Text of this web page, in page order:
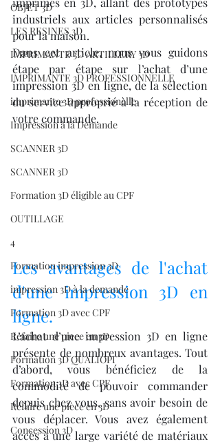
OBJET 3D
LES RESINES 3D
IMPRIMANTE 3D ARTILLERY 3D
IMPRIMANTE 3D PROFESSIONNELLE
imprimante 3D professionelle
Impression à la Demande
SCANNER 3D
SCANNER 3D
Formation 3D éligible au CPF
OUTILLAGE
4
Formation impression 3D
impression 3D à la demande
Formation 3D avec CPF
Refaire une piece en 3D
Formation 3D QUALIOPI
Formation 3D avec CPF
Refaire une pièce en 3D
Concession 3D
industriels aux articles personnalisés
pour la maison.
Dans cet article, nous vous guidons
étape par étape sur l’achat d’une
impression 3D en ligne, de la sélection
du service approprié à la réception de
votre commande.
Les avantages de l'achat
d'une impression 3D en
ligne.
L’achat d’une impression 3D en ligne
présente de nombreux avantages. Tout
d’abord, vous bénéficiez de la
commodité de pouvoir commander
depuis chez vous, sans avoir besoin de
vous déplacer. Vous avez également
accès à une large variété de matériaux